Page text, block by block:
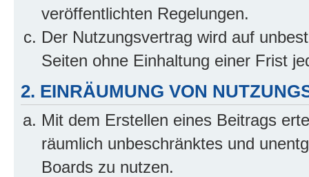
veröffentlichten Regelungen.
Der Nutzungsvertrag wird auf
Seiten ohne Einhaltung einer Frist
2. EINRÄUMUNG VON
Mit dem Erstellen eines Beitrags
räumlich unbeschränktes und
Boards zu nutzen.